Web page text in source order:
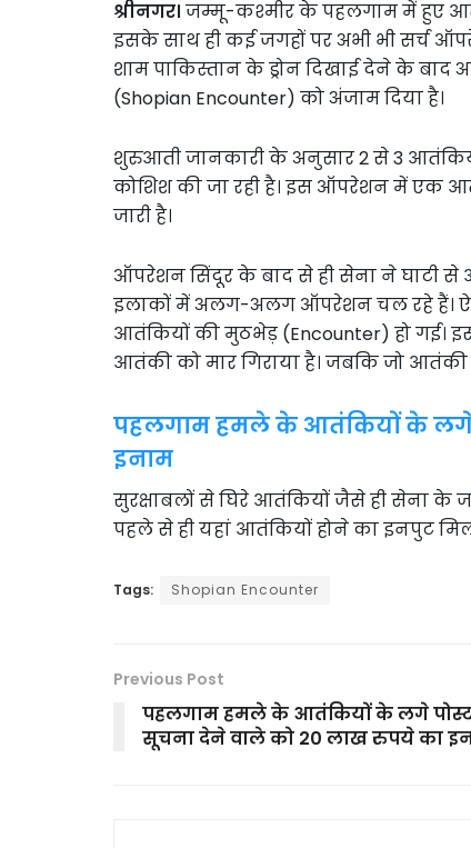
श्रीनगर। जम्मू-कश्मीर के पहलगाम में हुए
इसके साथ ही कई जगहों पर अभी भी सर्च
शाम पाकिस्तान के ड्रोन दिखाई देने के
(Shopian Encounter) को अंजाम दिया है।
शुरुआती जानकारी के अनुसार 2 से 3
कोशिश की जा रही है। इस ऑपरेशन में एक
जारी है।
ऑपरेशन सिंदूर के बाद से ही सेना ने घाटी
इलाकों में अलग-अलग ऑपरेशन चल रहे हैं।
आतंकियों की मुठभेड़ (Encounter) हो गई।
आतंकी को मार गिराया है। जबकि जो आतंकी
पहलगाम हमले के आतंकियों के लगे
इनाम
सुरक्षाबलों से घिरे आतंकियों जैसे ही सेना के
पहले से ही यहां आतंकियों होने का इनपुट
Tags: Shopian Encounter
Previous Post
पहलगाम हमले के आतंकियों के लगे
सूचना देने वाले को 20 लाख रुपये का